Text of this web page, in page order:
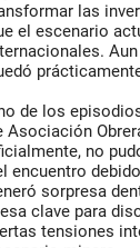
las
el escenario
de los
Asociación
no
encuentro
sorpresa
clave para
tensiones